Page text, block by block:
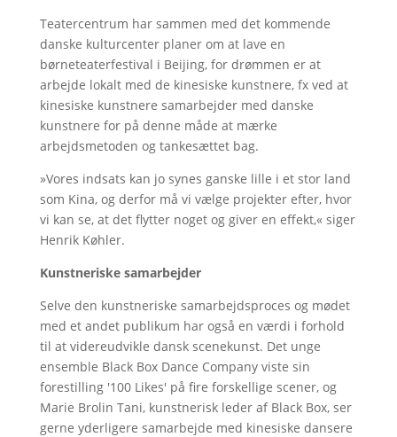
Teatercentrum har sammen med det kommende
danske kulturcenter planer om at lave en
børneteaterfestival i Beijing, for drømmen er at
arbejde lokalt med de kinesiske kunstnere, fx ved at
kinesiske kunstnere samarbejder med danske
kunstnere for på denne måde at mærke
arbejdsmetoden og tankesættet bag.
»Vores indsats kan jo synes ganske lille i et stor land
som Kina, og derfor må vi vælge projekter efter, hvor
vi kan se, at det flytter noget og giver en effekt,« siger
Henrik Køhler.
Kunstneriske samarbejder
Selve den kunstneriske samarbejdsproces og mødet
med et andet publikum har også en værdi i forhold
til at videreudvikle dansk scenekunst. Det unge
ensemble Black Box Dance Company viste sin
forestilling '100 Likes' på fire forskellige scener, og
Marie Brolin Tani, kunstnerisk leder af Black Box, ser
gerne yderligere samarbejde med kinesiske dansere